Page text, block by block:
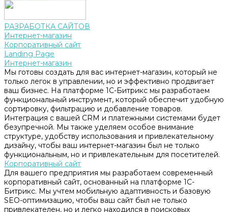
РАЗРАБОТКА САЙТОВ
Интернет-магазин
Корпоративный сайт
Landing Page
Интернет-магазин
Мы готовы создать для вас интернет-магазин, который не
только легок в управлении, но и эффективно продвигает
ваш бизнес. На платформе 1С-Битрикс мы разработаем
функциональный инструмент, который обеспечит удобную
сортировку, фильтрацию и добавление товаров.
Интеграция с вашей CRM и платежными системами будет
безупречной. Мы также уделяем особое внимание
структуре, удобству использования и привлекательному
дизайну, чтобы ваш интернет-магазин был не только
функциональным, но и привлекательным для посетителей.
Корпоративный сайт
Для вашего предприятия мы разработаем современный
корпоративный сайт, основанный на платформе 1С-
Битрикс. Мы учтем мобильную адаптивность и базовую
SEO-оптимизацию, чтобы ваш сайт был не только
привлекателен, но и легко находился в поисковых